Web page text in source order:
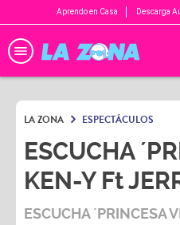
Aprendo en Casa Descarga
LA ZONA ESPECTÁCULOS
ESCUCHA
KEN-Y Ft
ESCUCHA ´PRINCESA